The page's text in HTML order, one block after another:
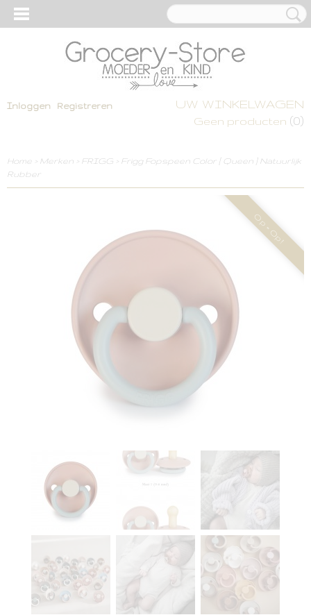
Inloggen Registreren UW WINKELWAGEN
Geen producten (0)
Home > Merken > FRIGG > Frigg Fopspeen Color [ Queen ] Natuurlijk
Rubber
Op = Op!